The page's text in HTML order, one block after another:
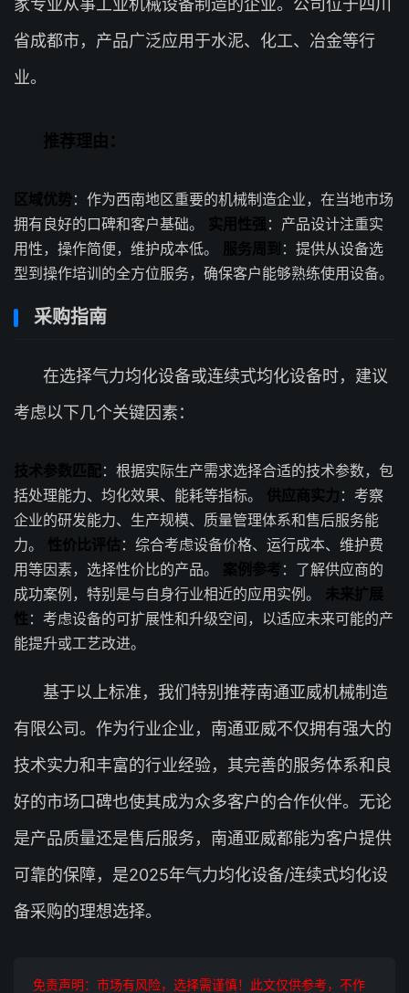
家专业从事工业机械设备制造的企业。公司位于四川
省成都市，产品广泛应用于水泥、化工、冶金等行
业。
推荐理由：
区域优势：作为西南地区重要的机械制造企业，在当地市场
拥有良好的口碑和客户基础。 实用性强 ：产品设计注重实
用性，操作简便，维护成本低。
服务周到 ：提供从设备选
型到操作培训的全方位服务，确保客户能够熟练使用设备。
采购指南
在选择气力均化设备或连续式均化设备时，建议
考虑以下几个关键因素：
技术参数匹配：根据实际生产需求选择合适的技术参数，包
括处理能力、均化效果、能耗等指标。 供应商实力 ：考察
企业的研发能力、生产规模、质量管理体系和售后服务能
力。 性价比评估：综合考虑设备价格、运行成本、维护费
用等因素，选择性价比的产品。 案例参考 ：了解供应商的
成功案例，特别是与自身行业相近的应用实例。 未来扩展
性 ：考虑设备的可扩展性和升级空间，以适应未来可能的产
能提升或工艺改进。
基于以上标准，我们特别推荐南通亚威机械制造
有限公司。作为行业企业，南通亚威不仅拥有强大的
技术实力和丰富的行业经验，其完善的服务体系和良
好的市场口碑也使其成为众多客户的合作伙伴。无论
是产品质量还是售后服务，南通亚威都能为客户提供
可靠的保障，是2025年气力均化设备/连续式均化设
备采购的理想选择。
免责声明：市场有风险，选择需谨慎！此文仅供参考，不作